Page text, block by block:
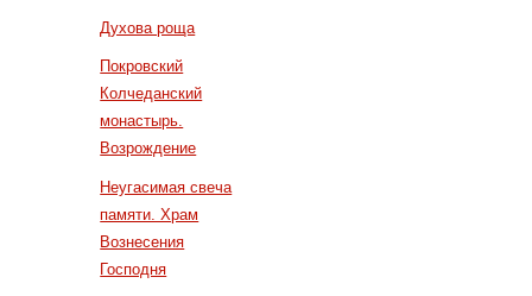
Духова роща
Покровский
Колчеданский
монастырь.
Возрождение
Неугасимая свеча
памяти. Храм
Вознесения
Господня